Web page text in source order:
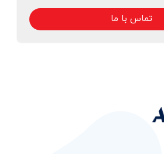
تماس با ما